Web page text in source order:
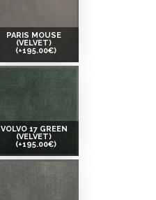
PARIS MOUSE
(VELVET)
(+195.00€)
VOLVO 17 GREEN
(VELVET)
(+195.00€)